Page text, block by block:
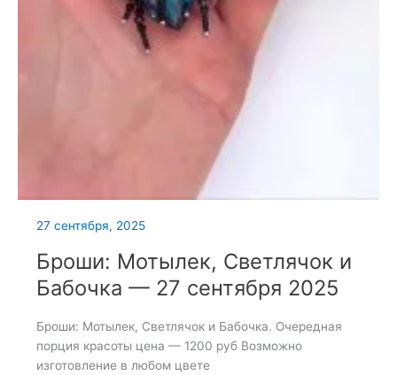
27 сентября, 2025
Броши: Мотылек, Светлячок и
Бабочка — 27 сентября 2025
Броши: Мотылек, Светлячок и Бабочка. Очередная
порция красоты цена — 1200 руб Возможно
изготовление в любом цвете